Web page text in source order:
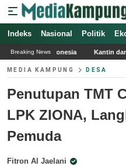
Indeks Nasional Politik
Breaking News
Kantin dan Gudang SDN 1
MEDIA KAMPUNG DESA
Penutupan TMT
LPK ZIONA,
Pemuda
Fitron Al Jaelani